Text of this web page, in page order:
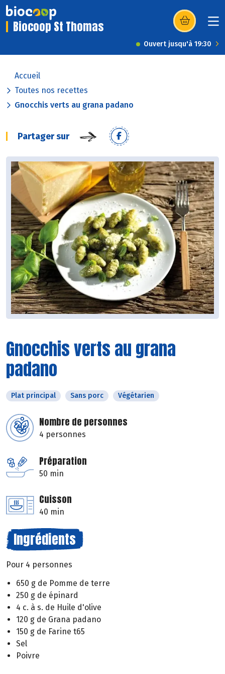
Biocoop St Thomas (s’ouvre dans
Ouvert jusqu'à 19:30
Accueil
Toutes nos recettes
Gnocchis verts au grana padano
Partager sur
Gnocchis verts au grana
padano
Plat principal Sans porc Végétarien
Nombre de personnes
4 personnes
Préparation
50 min
Cuisson
40 min
Ingrédients
Pour 4 personnes
650 g de Pomme de terre
250 g de épinard
4 c. à s. de Huile d'olive
120 g de Grana padano
150 g de Farine t65
Sel
Poivre